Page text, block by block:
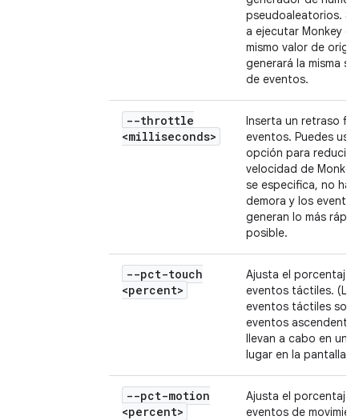
pseudoaleatorios. Si
a ejecutar Monkey
mismo valor de
generará la misma
de eventos.
--throttle
<milliseconds>
Inserta un retraso
eventos. Puedes
opción para reducir
velocidad de
se especifica, no hay
demora y los
generan lo más
posible.
--pct-touch
<percent>
Ajusta el porcentaje
eventos táctiles. (Los
eventos táctiles son
eventos
llevan a cabo en un
lugar en la pantalla).
--pct-motion
<percent>
Ajusta el porcentaje
eventos de